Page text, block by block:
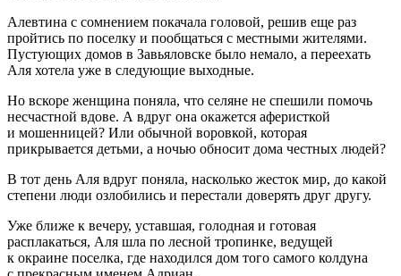
Алевтина с сомнением покачала головой, решив еще раз
пройтись по поселку и пообщаться с местными жителями.
Пустующих домов в Завьяловске было немало, а переехать
Аля хотела уже в следующие выходные.
Но вскоре женщина поняла, что селяне не спешили помочь
несчастной вдове. А вдруг она окажется аферисткой
и мошенницей? Или обычной воровкой, которая
прикрывается детьми, а ночью обносит дома честных людей?
В тот день Аля вдруг поняла, насколько жесток мир, до какой
степени люди озлобились и перестали доверять друг другу.
Уже ближе к вечеру, уставшая, голодная и готовая
расплакаться, Аля шла по лесной тропинке, ведущей
к окраине поселка, где находился дом того самого колдуна